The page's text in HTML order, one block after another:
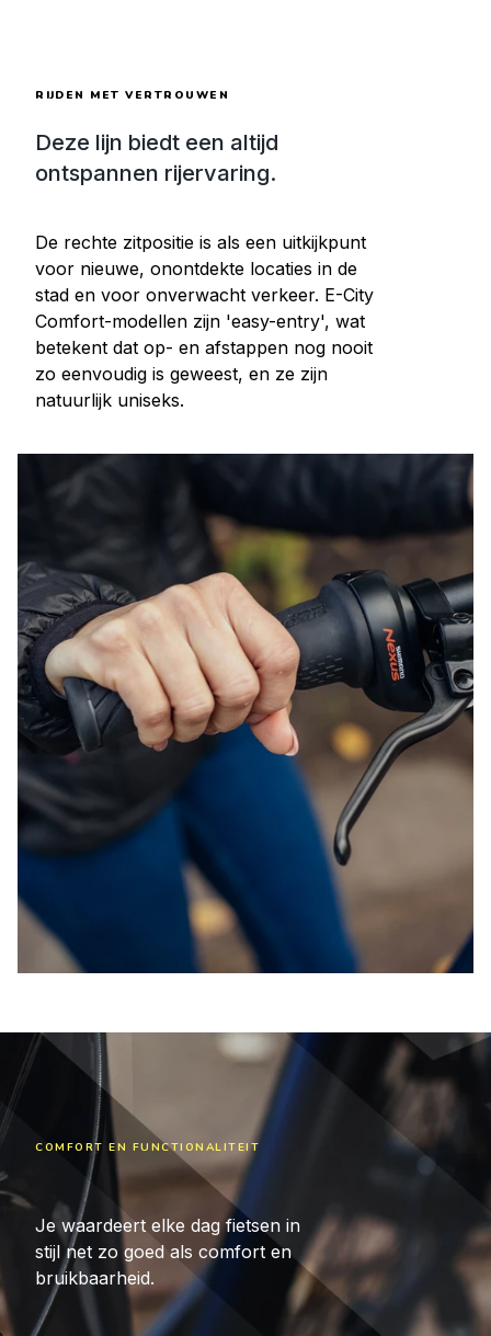
RIJDEN MET VERTROUWEN
Deze lijn biedt een altijd
ontspannen rijervaring.
De rechte zitpositie is als een uitkijkpunt
voor nieuwe, onontdekte locaties in de
stad en voor onverwacht verkeer. E-City
Comfort-modellen zijn 'easy-entry', wat
betekent dat op- en afstappen nog nooit
zo eenvoudig is geweest, en ze zijn
natuurlijk uniseks.
COMFORT EN FUNCTIONALITEIT
Je waardeert elke dag fietsen in
stijl net zo goed als comfort en
bruikbaarheid.